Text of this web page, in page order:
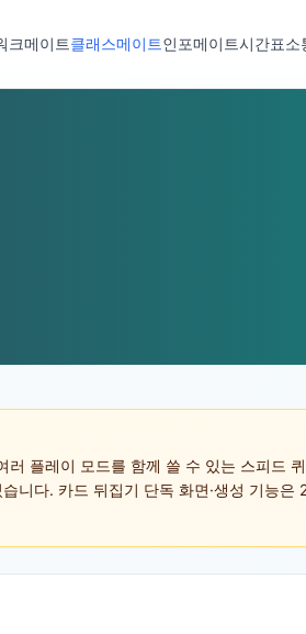
크메이트클래스메이트인포메이트시간표소
러 플레이 모드를 함께 쓸 수 있는 스피드
니다. 카드 뒤집기 단독 화면·생성 기능은